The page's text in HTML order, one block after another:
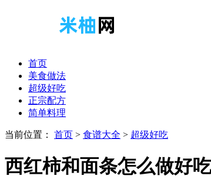
首页
美食做法
超级好吃
正宗配方
简单料理
当前位置： 首页 > 食谱大全 > 超级好吃
西红柿和面条怎么做好